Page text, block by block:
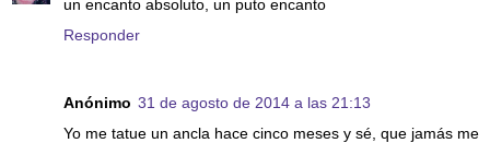
un encanto absoluto, un puto encanto
Responder
Anónimo 31 de agosto de 2014 a las 21:13
Yo me tatue un ancla hace cinco meses y sé, que jamás me